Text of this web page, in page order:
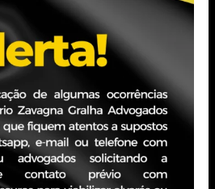
Relativização